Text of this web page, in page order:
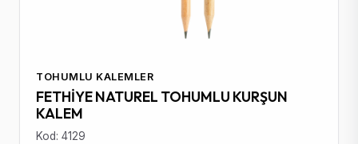
TOHUMLU KALEMLER
FETHİYE NATUREL TOHUMLU KURŞUN
KALEM
Kod: 4129